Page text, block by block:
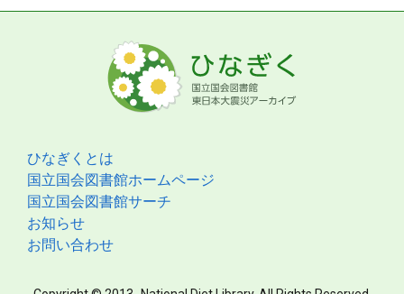
ひなぎくとは
国立国会図書館ホームページ
国立国会図書館サーチ
お知らせ
お問い合わせ